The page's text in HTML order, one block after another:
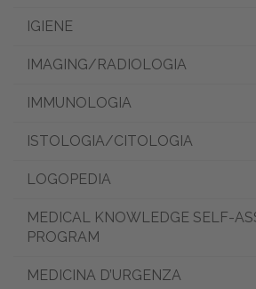
IGIENE
IMAGING/RADIOLOGIA
IMMUNOLOGIA
ISTOLOGIA/CITOLOGIA
LOGOPEDIA
MEDICAL KNOWLEDGE SELF-
PROGRAM
MEDICINA D’URGENZA